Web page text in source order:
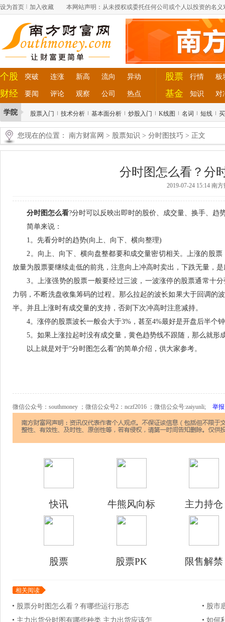
设为首页 加入收藏 本网站声明：从未授权或委托任何公司或个人以投资的名
个股 突破 连涨 新高 流向 异动
财经 要闻 评论 观察 公司 热点
股票 行情 板
基金 知识 对
学院 股票入门 技术分析 基本面分析 炒股入门 K线图 名词 短线
您现在的位置： 南方财富网 > 股票知识 > 分时图技巧 > 正文
分时图怎么看？分
2019-07-24 15:14 南
分时图怎么看?分时可以反映出即时的股价、成交量、换手、趋
简单来说：
1。先看分时的趋势(向上、向下、横向整理)
2。向上、向下、横向盘整都要和成交量密切相关。上涨的股票
放量为股票要继续走低的前兆，注意向上冲高时卖出，下跌无量，
3。上涨强势的股票一般要经过三波，一波涨停的股票通常十分
力弱，不断洗盘收集筹码的过程。那么拉起的波长如果大于回调的
半。并且上涨时有成交量的支持，否则下次冲高时注意减持。
4。涨停的股票波长一般会大于3%，甚至4%最好是开盘后半个
5。如果上涨拉起时没有成交量，黄色趋势线不跟随，那么就形
以上就是对于“分时图怎么看”的简单介绍，供大家参考。
微信公众号：southmoney ；微信公众号2：nczf2016 ；微信公众号:zaiyunli; 举报
快讯 牛熊风向标 主力持仓
股票 股票PK 限售解禁
相关阅读
股票分时图怎么看？有哪些运行形态
股市
主力出货分时图有哪些种类 主力出货应该怎
如何